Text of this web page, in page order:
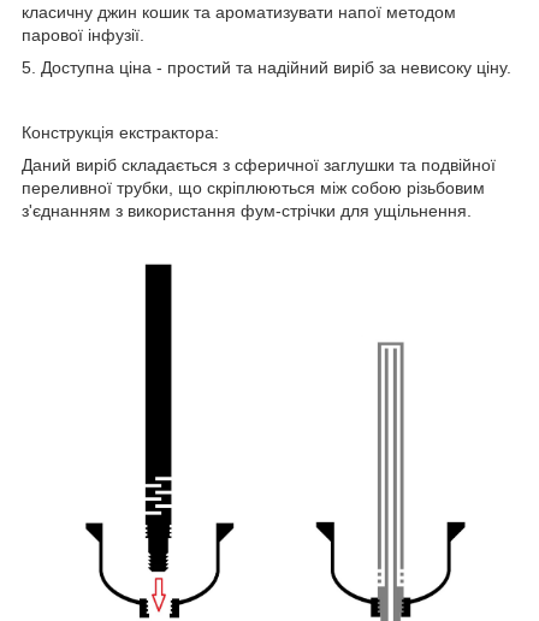
класичну джин кошик та ароматизувати напої методом
парової інфузії.
5. Доступна ціна - простий та надійний виріб за невисоку ціну.
Конструкція екстрактора:
Даний виріб складається з сферичної заглушки та подвійної
переливної трубки, що скріплюються між собою різьбовим
з'єднанням з використання фум-стрічки для ущільнення.